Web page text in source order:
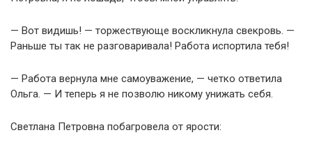
— Вот видишь! — торжествующе воскликнула свекровь. —
Раньше ты так не разговаривала! Работа испортила тебя!
— Работа вернула мне самоуважение, — четко ответила
Ольга. — И теперь я не позволю никому унижать себя.
Светлана Петровна побагровела от ярости: